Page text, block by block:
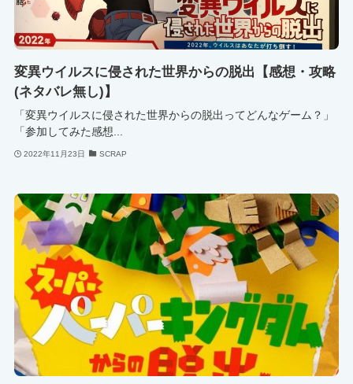
変異ウイルスに侵された世界からの脱出【感想・攻略
(ネタバレ無し)】
「変異ウイルスに侵された世界からの脱出ってどんなゲーム？」
「参加してみた感想...
2022年11月23日 SCRAP